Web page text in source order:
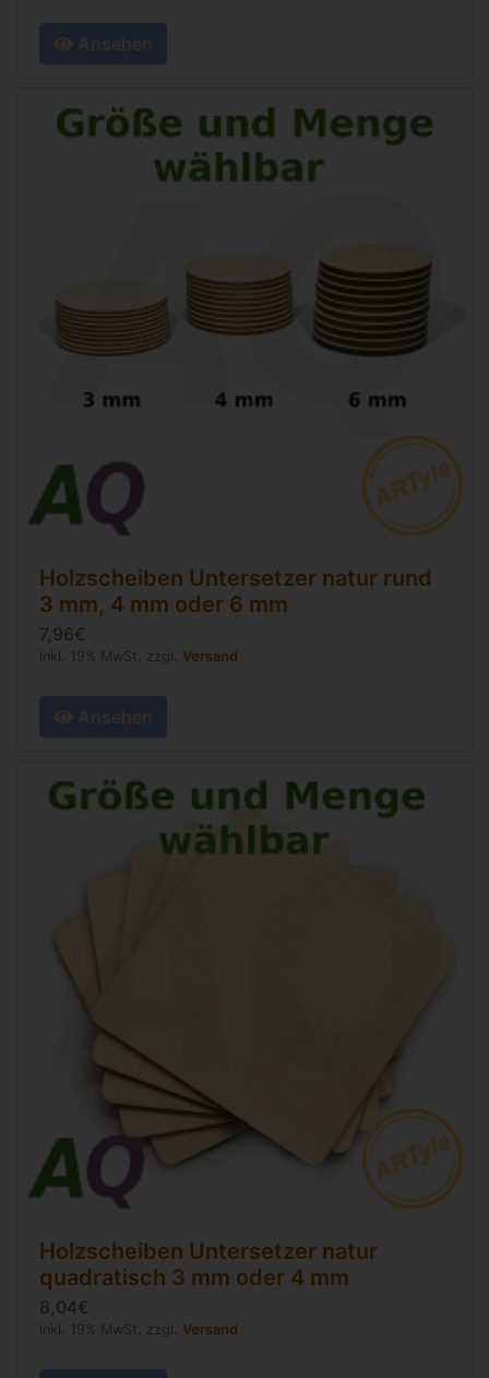
Ansehen
Holzscheiben Untersetzer natur rund
3 mm, 4 mm oder 6 mm
7,96€
inkl. 19% MwSt. zzgl. Versand
Ansehen
Holzscheiben Untersetzer natur
quadratisch 3 mm oder 4 mm
8,04€
inkl. 19% MwSt. zzgl. Versand